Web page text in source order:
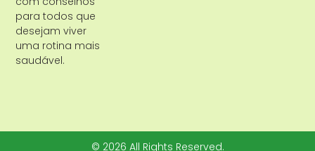
para todos que
desejam viver
uma rotina mais
saudável.
© 2026 All Rights Reserved.